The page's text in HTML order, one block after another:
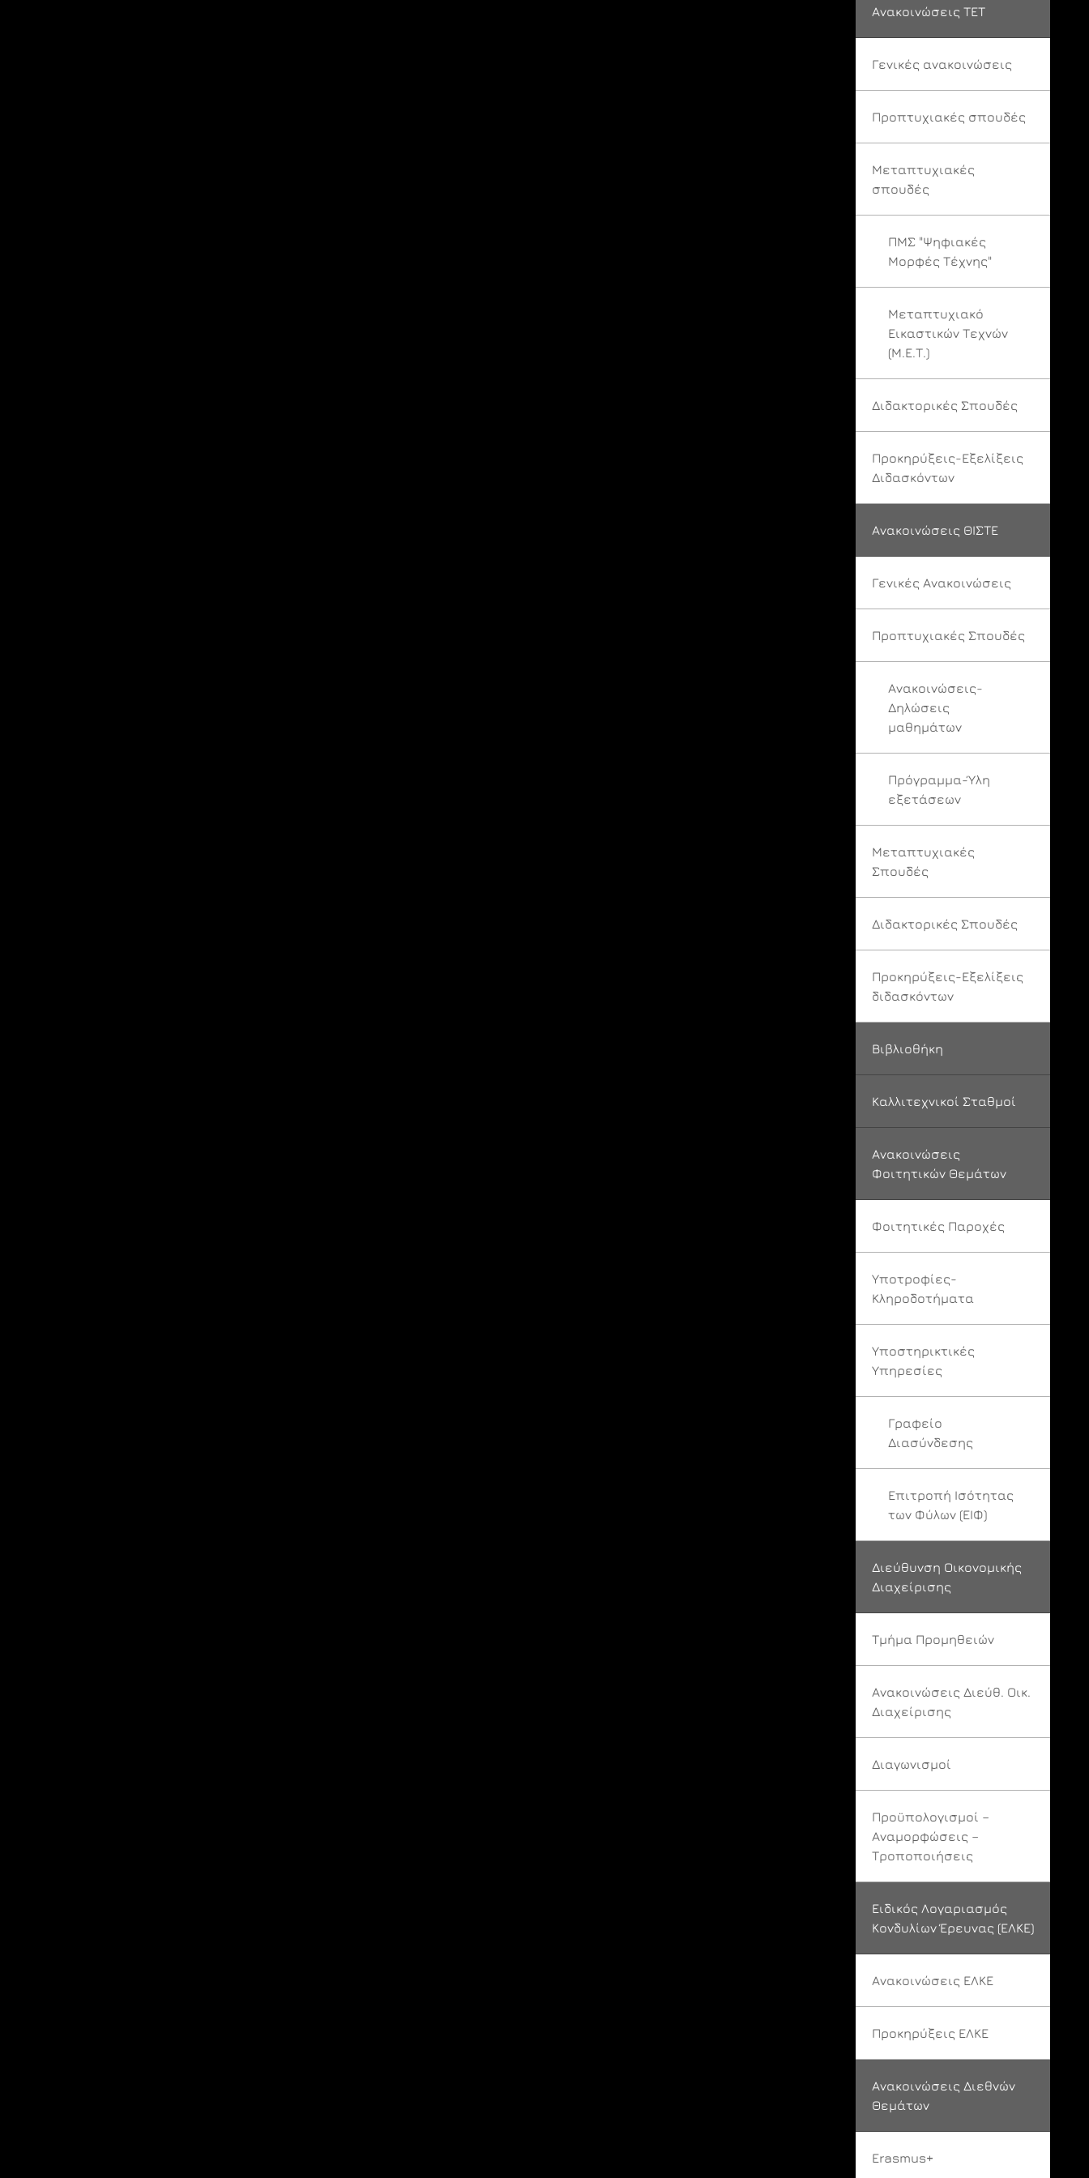
Ανακοινώσεις ΤΕΤ
Γενικές ανακοινώσεις
Προπτυχιακές σπουδές
Μεταπτυχιακές
σπουδές
ΠΜΣ "Ψηφιακές
Μορφές Τέχνης"
Μεταπτυχιακό
Εικαστικών Τεχνών
(Μ.Ε.Τ.)
Διδακτορικές Σπουδές
Προκηρύξεις-Εξελίξεις
Διδασκόντων
Ανακοινώσεις ΘΙΣΤΕ
Γενικές Ανακοινώσεις
Προπτυχιακές Σπουδές
Ανακοινώσεις-
Δηλώσεις
μαθημάτων
Πρόγραμμα-Ύλη
εξετάσεων
Μεταπτυχιακές
Σπουδές
Διδακτορικές Σπουδές
Προκηρύξεις-Εξελίξεις
διδασκόντων
Βιβλιοθήκη
Καλλιτεχνικοί Σταθμοί
Ανακοινώσεις
Φοιτητικών Θεμάτων
Φοιτητικές Παροχές
Υποτροφίες-
Κληροδοτήματα
Υποστηρικτικές
Υπηρεσίες
Γραφείο
Διασύνδεσης
Επιτροπή Ισότητας
των Φύλων (ΕΙΦ)
Διεύθυνση Οικονομικής
Διαχείρισης
Τμήμα Προμηθειών
Ανακοινώσεις Διεύθ. Οικ.
Διαχείρισης
Διαγωνισμοί
Προϋπολογισμοί –
Αναμορφώσεις –
Τροποποιήσεις
Ειδικός Λογαριασμός
Κονδυλίων Έρευνας (ΕΛΚΕ)
Ανακοινώσεις ΕΛΚΕ
Προκηρύξεις ΕΛΚΕ
Ανακοινώσεις Διεθνών
Θεμάτων
Erasmus+